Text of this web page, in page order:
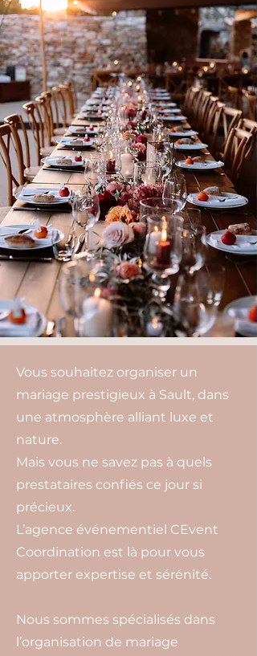
Vous souhaitez organiser un
mariage prestigieux à Sault, dans
une atmosphère alliant luxe et
nature.
Mais vous ne savez pas à quels
prestataires confiés ce jour si
précieux.
L’agence événementiel CEvent
Coordination est là pour vous
apporter expertise et sérénité.
Nous sommes spécialisés dans
l’organisation de mariage